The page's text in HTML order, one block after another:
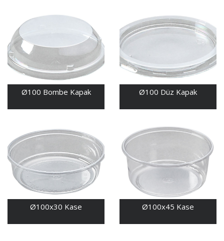
Ø100 Bombe Kapak Ø100 Düz Kapak
Ø100x30 Kase Ø100x45 Kase